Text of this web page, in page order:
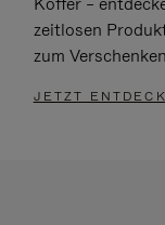
zeitlosen
zum
JETZT